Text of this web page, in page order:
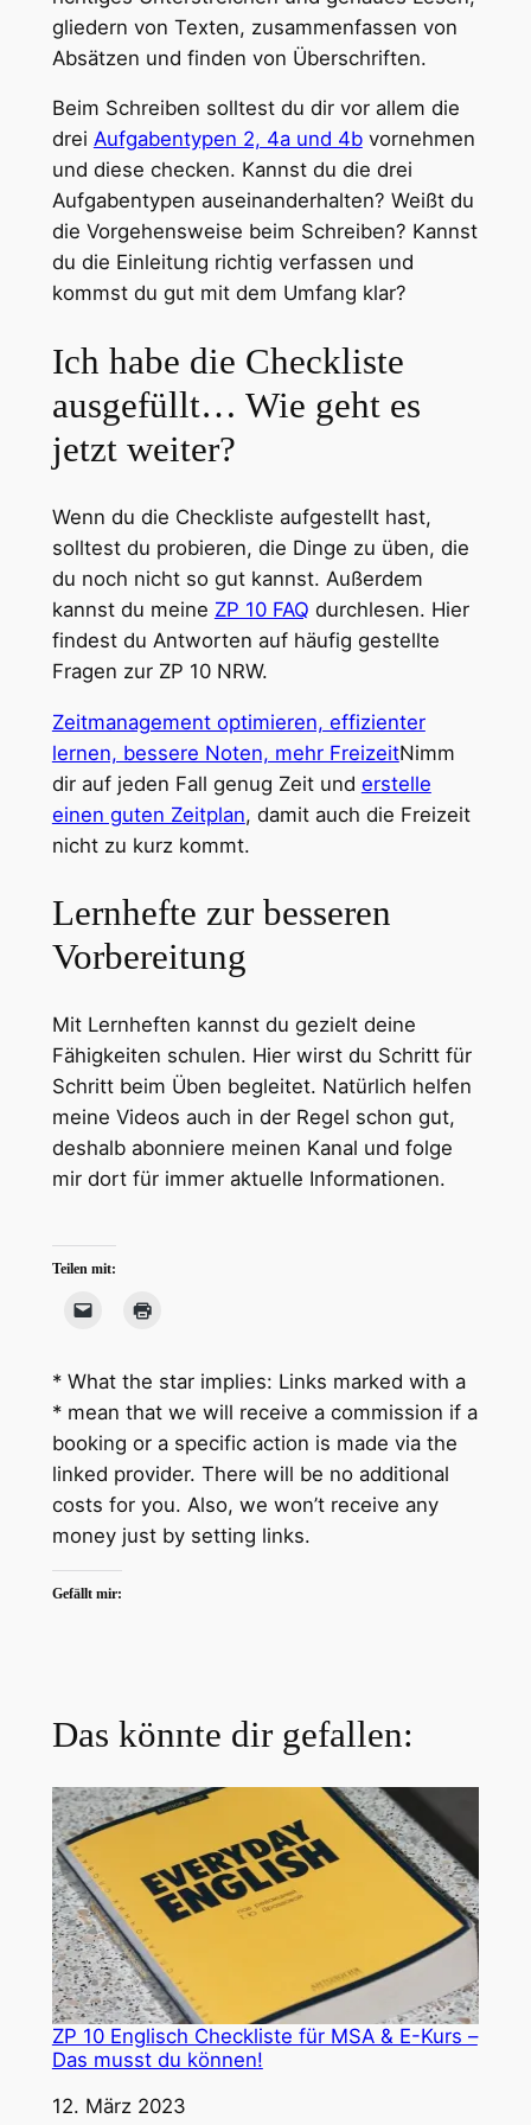
gliedern von Texten, zusammenfassen von
Absätzen und finden von Überschriften.
Beim Schreiben solltest du dir vor allem die
drei Aufgabentypen 2, 4a und 4bvornehmen
und diese checken. Kannst du die drei
Aufgabentypen auseinanderhalten? Weißt du
die Vorgehensweise beim Schreiben? Kannst
du die Einleitung richtig verfassen und
kommst du gut mit dem Umfang klar?
Ich habe die Checkliste
ausgefüllt… Wie geht es
jetzt weiter?
Wenn du die Checkliste aufgestellt hast,
solltest du probieren, die Dinge zu üben, die
du noch nicht so gut kannst. Außerdem
kannst du meine ZP 10 FAQ durchlesen. Hier
findest du Antworten auf häufig gestellte
Fragen zur ZP 10 NRW.
Zeitmanagement optimieren, effizienter
lernen, bessere Noten, mehr FreizeitNimm
dir auf jeden Fall genug Zeit und erstelle
einen guten Zeitplan, damit auch die Freizeit
nicht zu kurz kommt.
Lernhefte zur besseren
Vorbereitung
Mit Lernheften kannst du gezielt deine
Fähigkeiten schulen. Hier wirst du Schritt für
Schritt beim Üben begleitet. Natürlich helfen
meine Videos auch in der Regel schon gut,
deshalb abonniere meinen Kanal und folge
mir dort für immer aktuelle Informationen.
Teilen mit:
* What the star implies: Links marked with a
* mean that we will receive a commission if a
booking or a specific action is made via the
linked provider. There will be no additional
costs for you. Also, we won’t receive any
money just by setting links.
Gefällt mir:
Das könnte dir gefallen:
ZP 10 Englisch Checkliste für MSA & E-Kurs –
Das musst du können!
Datum
12. März 2023